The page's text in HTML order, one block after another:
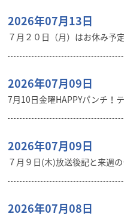
2026年07月13日
７月２０日（月）はお休み予
2026年07月09日
7月10日金曜HAPPYパンチ！
2026年07月09日
７月９日(木)放送後記と来週
2026年07月08日